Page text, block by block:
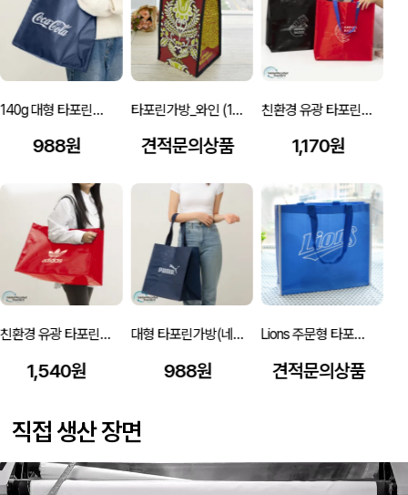
140g 대형 타포린백 네이비(레드끈) (400x250x400mm)
988원
타포린가방_와인 (170x160x320mm)
견적문의상품
친환경 유광 타포린백 (대형/특대형)
1,170원
친환경 유광 타포린백 특대형(2색) (530x300x380mm)
1,540원
대형 타포린가방(네이비) (400x250x400mm)
988원
Lions 주문형 타포린백 (410x110x360mm)
견적문의상품
직접 생산 장면